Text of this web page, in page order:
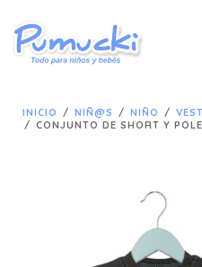
INICIO / NIÑ@S / NIÑO /
/ CONJUNTO DE SHORT Y